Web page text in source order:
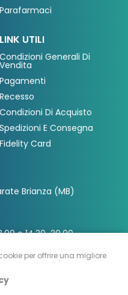
Parafarmaci
LINK UTILI
Condizioni Generali Di
Vendita
Pagamenti
Recesso
Condizioni Di Acquisto
Spedizioni E Consegna
Fidelity Card
Brianza (MB)
e 14.30-20.00
per offrire una migliore